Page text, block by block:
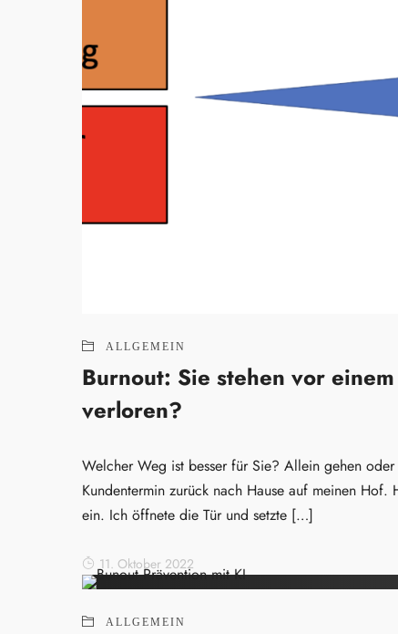
ALLGEMEIN
Burnout: Sie stehen vor
verloren?
Welcher Weg ist besser für Sie? Allein gehen
Kundentermin zurück nach Hause auf meinen
ein. Ich öffnete die Tür und setzte […]
11. Oktober 2022
ALLGEMEIN